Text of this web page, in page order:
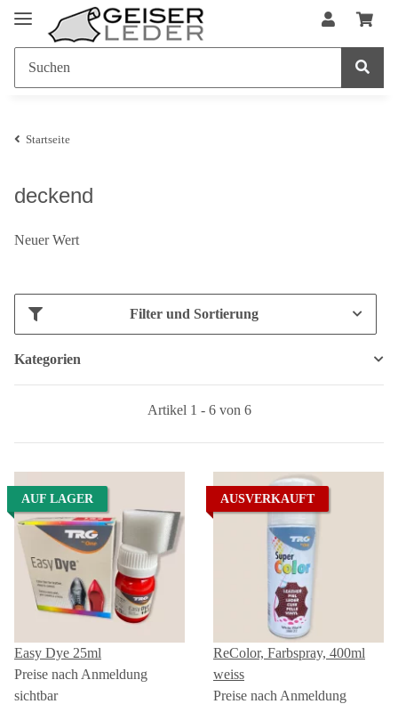
Startseite
deckend
Neuer Wert
Filter und Sortierung
Kategorien
Artikel 1 - 6 von 6
AUF LAGER
Easy Dye 25ml
Preise nach Anmeldung
sichtbar
AUSVERKAUFT
ReColor, Farbspray, 400ml
weiss
Preise nach Anmeldung